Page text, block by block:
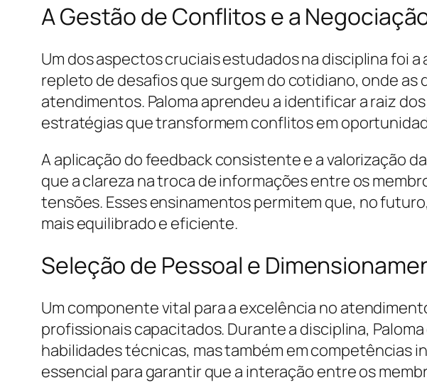
A Gestão de Conflitos e a
Um dos aspectos cruciais estudados na disciplina foi
repleto de desafios que surgem do cotidiano, onde
atendimentos. Paloma aprendeu a identificar a raiz
estratégias que transformem conflitos em
A aplicação do feedback consistente e a valorização
que a clareza na troca de informações entre os
tensões. Esses ensinamentos permitem que, no
mais equilibrado e eficiente.
Seleção de Pessoal e
Um componente vital para a excelência no
profissionais capacitados. Durante a disciplina,
habilidades técnicas, mas também em competências
essencial para garantir que a interação entre os